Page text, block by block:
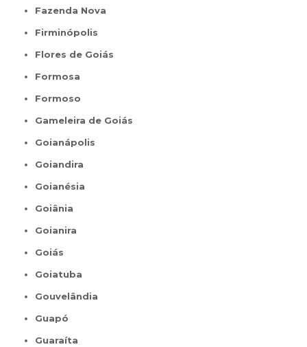
Fazenda Nova
Firminópolis
Flores de Goiás
Formosa
Formoso
Gameleira de Goiás
Goianápolis
Goiandira
Goianésia
Goiânia
Goianira
Goiás
Goiatuba
Gouvelândia
Guapó
Guaraíta